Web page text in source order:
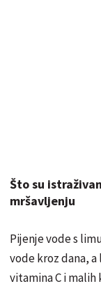
Što su
mršavljenju
Pijenje vode s
vode kroz dana,
vitamina C i